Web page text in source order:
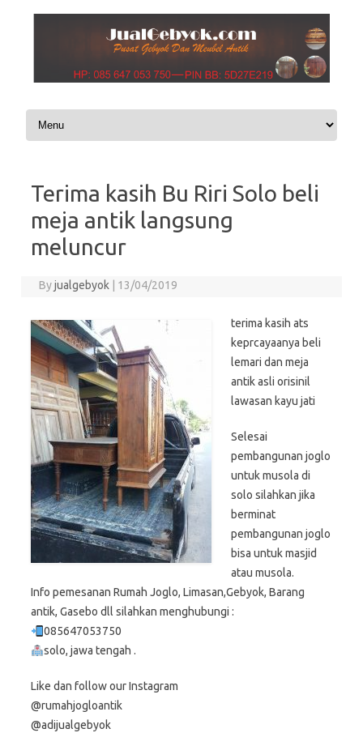
Skip to content
Terima kasih Bu Riri Solo beli
meja antik langsung
meluncur
Byjualgebyok 13/04/2019
terima kasih ats
keprcayaanya beli
lemari dan meja
antik asli orisinil
lawasan kayu jati
Selesai
pembangunan joglo
untuk musola di
solo silahkan jika
berminat
pembangunan joglo
bisa untuk masjid
atau musola.
Info pemesanan Rumah Joglo, Limasan,Gebyok, Barang
antik, Gasebo dll silahkan menghubungi :
085647053750
solo, jawa tengah .
Like dan follow our Instagram
@rumahjogloantik
@adijualgebyok